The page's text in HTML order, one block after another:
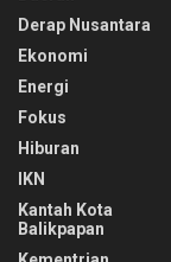
Derap Nusantara
Ekonomi
Energi
Fokus
Hiburan
IKN
Kantah Kota
Balikpapan